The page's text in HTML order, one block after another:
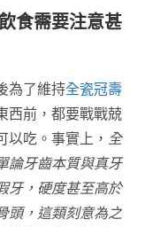
食需要注意甚
為了維持全瓷冠壽
西前，都要戰戰兢
以吃。事實上， 全
論牙齒本質與真牙
牙，硬度甚至高於
頭，這類刻意為之